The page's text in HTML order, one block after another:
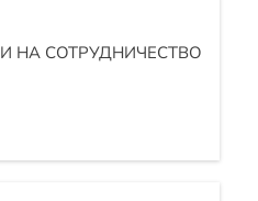
НА СОТРУДНИЧЕСТВО